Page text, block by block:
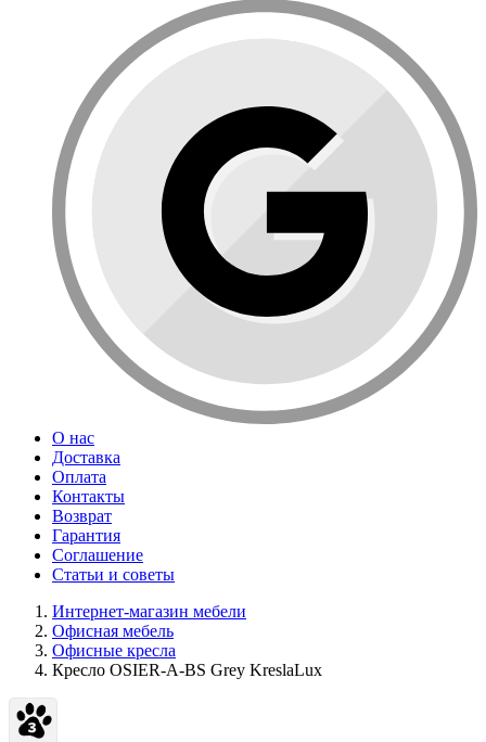
О нас
Доставка
Оплата
Контакты
Возврат
Гарантия
Соглашение
Статьи и советы
Интернет-магазин мебели
Офисная мебель
Офисные кресла
Кресло OSIER-A-BS Grey KreslaLux